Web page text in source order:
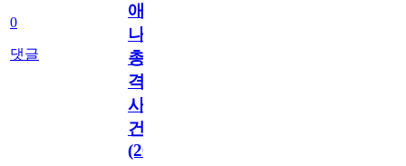
0
댓글
애
나
총
격
사
건
(2026)